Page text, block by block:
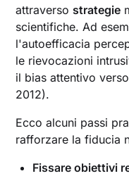
attraverso strategie
scientifiche. Ad
l'autoefficacia
le rievocazioni
il bias attentivo
2012).
Ecco alcuni passi
rafforzare la fiducia
Fissare obiettivi